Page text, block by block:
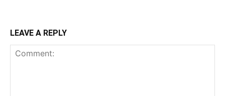
LEAVE A REPLY